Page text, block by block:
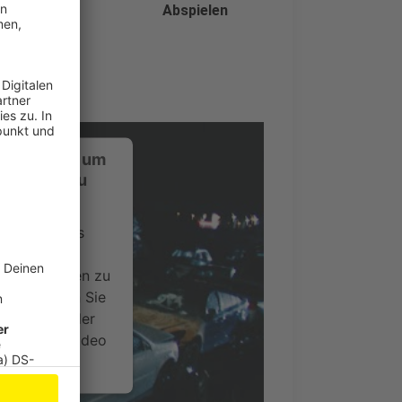
Abspielen
um
Service zu
eines
kann Daten zu
Bitte lesen Sie
Sie der
dieses Video